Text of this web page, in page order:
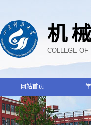
机
COLLEGE OF
网站首页